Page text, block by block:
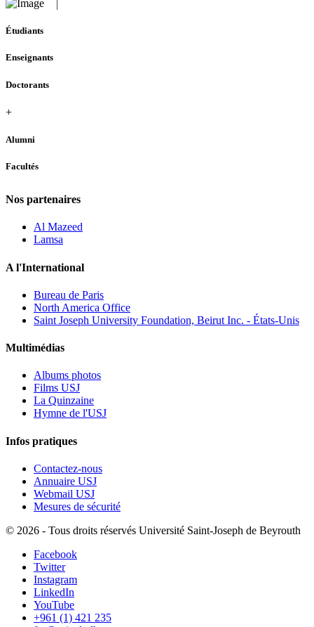
Étudiants
Enseignants
Doctorants
+
Alumni
Facultés
Nos partenaires
Al Mazeed
Lamsa
A l'International
Bureau de Paris
North America Office
Saint Joseph University Foundation, Beirut Inc. - États-Unis
Multimédias
Albums photos
Films USJ
La Quinzaine
Hymne de l'USJ
Infos pratiques
Contactez-nous
Annuaire USJ
Webmail USJ
Mesures de sécurité
© 2026 - Tous droits réservés Université Saint-Joseph de Beyrouth
Facebook
Twitter
Instagram
LinkedIn
YouTube
+961 (1) 421 235